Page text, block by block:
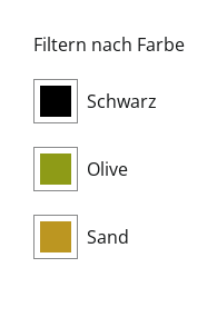
Filtern nach Farbe
Schwarz
Olive
Sand